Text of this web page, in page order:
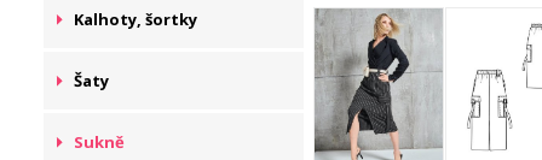
Kalhoty, šortky
Šaty
Sukně